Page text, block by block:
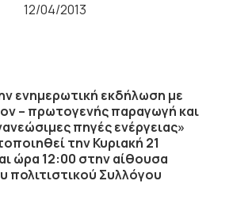
12/04/2013
ενημερωτική εκδήλωση με
– πρωτογενής παραγωγή και
πηγές ενέργειας»
την Κυριακή 21
ώρα 12:00 στην αίθουσα
πολιτιστικού Συλλόγου